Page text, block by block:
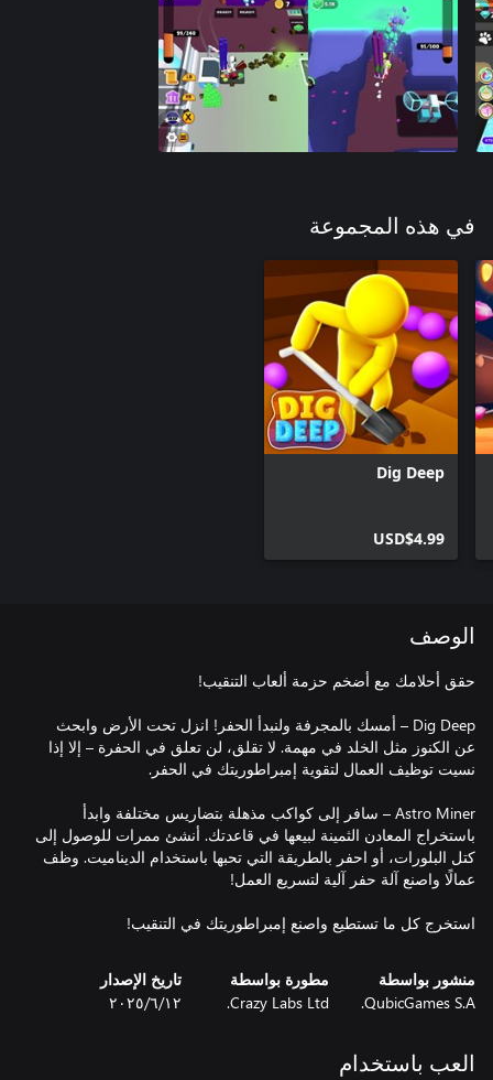
في هذه المجموعة
Dig Deep
USD$4.99
الوصف
Dig Deep – أمسك بالمجرفة ولنبدأ الحفر! انزل تحت الأرض وابحث
عن الكنوز مثل الخلد في مهمة. لا تقلق، لن تعلق في الحفرة – إلا إذا
Astro Miner – سافر إلى كواكب مذهلة بتضاريس مختلفة وابدأ
باستخراج المعادن الثمينة لبيعها في قاعدتك. أنشئ ممرات للوصول إلى
كتل البلورات، أو احفر بالطريقة التي تحبها باستخدام الديناميت. وظف
استخرج كل ما تستطيع واصنع إمبراطوريتك في التنقيب!
منشور بواسطة
QubicGames S.A.
مطورة بواسطة
Crazy Labs Ltd.
تاريخ الإصدار
١٢‏/٦‏/٢٠٢٥
العب باستخدام